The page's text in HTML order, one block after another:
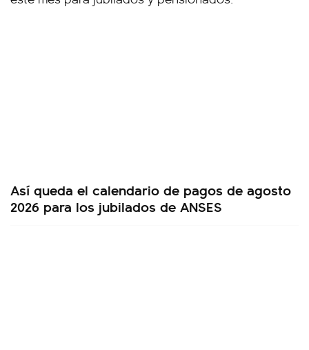
Así queda el calendario de pagos de agosto
2026 para los jubilados de ANSES